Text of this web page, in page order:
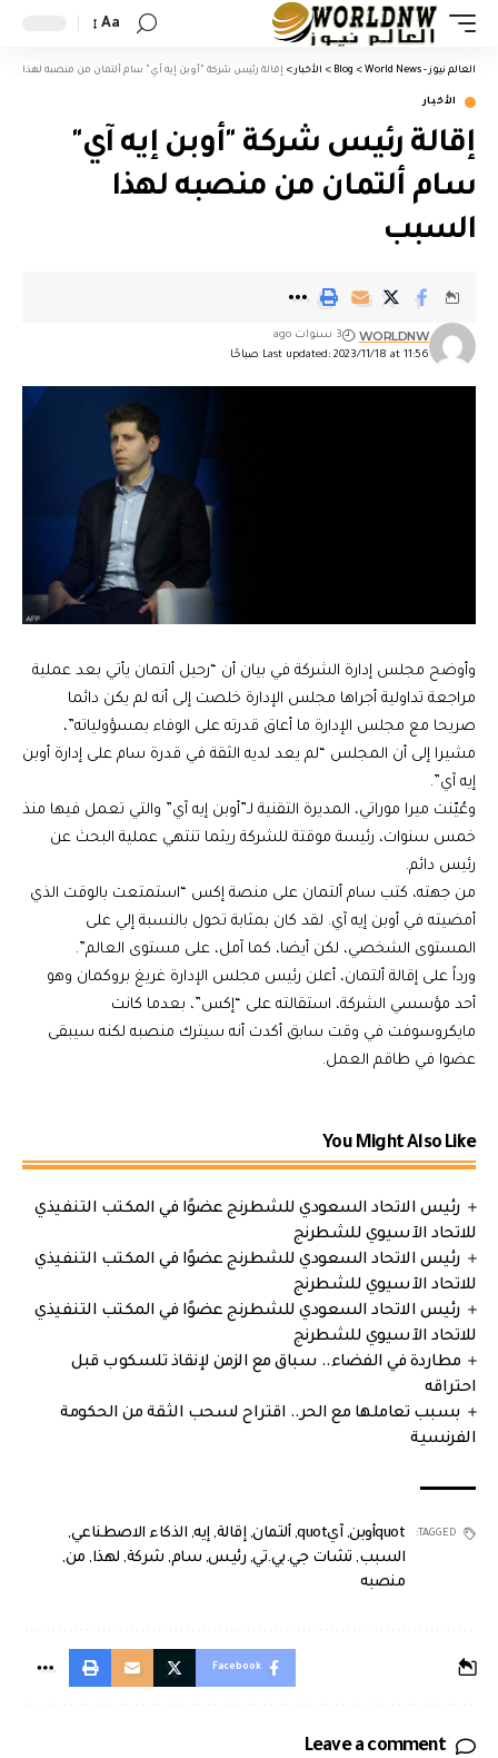
Aa
العالم نيوز - World News >
Blog
> الأخبار > إقالة رئيس شركة "أوبن إيه آي" سام ألتمان من منصبه لهذا
الأخبار
إقالة رئيس شركة "أوبن إيه آي"
سام ألتمان من منصبه لهذا
السبب
Last updated: 2023/11/18 at 11:56 صباحًا
WORLDNW 3 سنوات ago
وأوضح مجلس إدارة الشركة في بيان أن “رحيل ألتمان يأتي بعد عملية
مراجعة تداولية أجراها مجلس الإدارة خلصت إلى أنه لم يكن دائما
صريحا مع مجلس الإدارة ما أعاق قدرته على الوفاء بمسؤولياته”،
مشيرا إلى أن المجلس “لم يعد لديه الثقة في قدرة سام على إدارة أوبن
إيه آي”.
وعُيّنت ميرا موراتي، المديرة التقنية لـ”أوبن إيه آي” والتي تعمل فيها منذ
خمس سنوات، رئيسة موقتة للشركة ريثما تنتهي عملية البحث عن
رئيس دائم.
من جهته، كتب سام ألتمان على منصة إكس “استمتعت بالوقت الذي
أمضيته في أوبن إيه آي. لقد كان بمثابة تحول بالنسبة إلي على
المستوى الشخصي، لكن أيضا، كما آمل، على مستوى العالم”.
ورداً على إقالة ألتمان، أعلن رئيس مجلس الإدارة غريغ بروكمان وهو
أحد مؤسسي الشركة، استقالته على “إكس”، بعدما كانت
مايكروسوفت في وقت سابق أكدت أنه سيترك منصبه لكنه سيبقى
عضوا في طاقم العمل.
You Might Also Like
رئيس الاتحاد السعودي للشطرنج عضوًا في المكتب التنفيذي
للاتحاد الآسيوي للشطرنج
رئيس الاتحاد السعودي للشطرنج عضوًا في المكتب التنفيذي
للاتحاد الآسيوي للشطرنج
رئيس الاتحاد السعودي للشطرنج عضوًا في المكتب التنفيذي
للاتحاد الآسيوي للشطرنج
مطاردة في الفضاء.. سباق مع الزمن لإنقاذ تلسكوب قبل
احتراقه
بسبب تعاملها مع الحر.. اقتراح لسحب الثقة من الحكومة
الفرنسية
TAGGED: quotأوبن , آيquot , ألتمان, إقالة, إيه, الذكاء الاصطناعي,
السبب, تشات جي.بي.تي, رئيس, سام, شركة, لهذا, من,
منصبه
Facebook
Leave a comment